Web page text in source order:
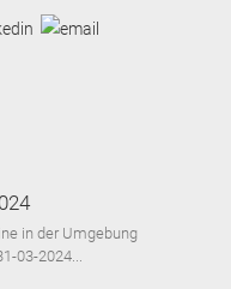
in der Umgebung
03-2024...